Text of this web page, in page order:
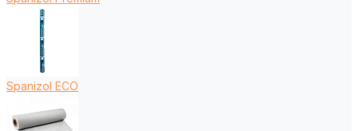
Spanizol ECO